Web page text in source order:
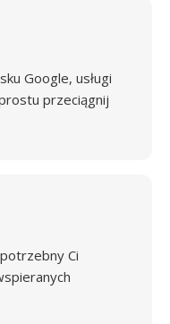
Google, usługi
przeciągnij
Ci